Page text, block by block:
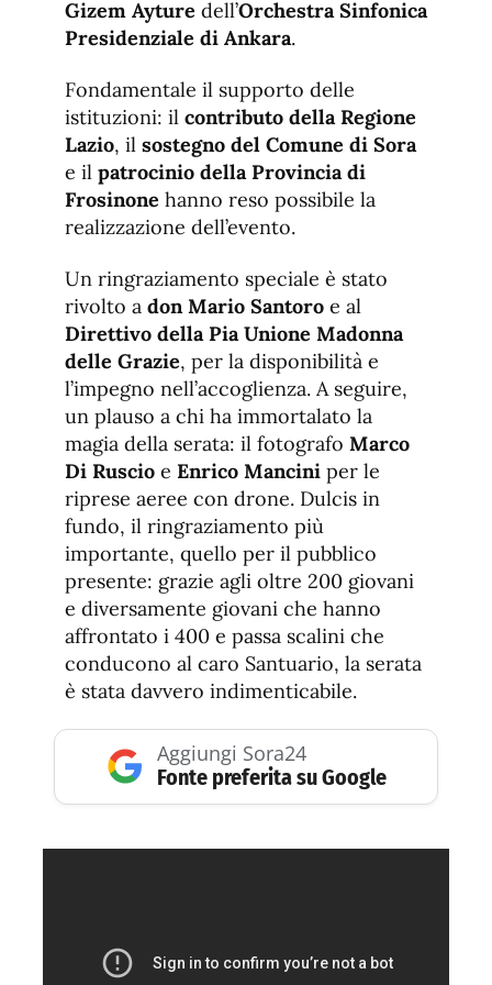
Gizem Ayture dell’Orchestra Sinfonica
Presidenziale di Ankara.
Fondamentale il supporto delle
istituzioni: il contributo della Regione
Lazio, il sostegno del Comune di Sora
e il patrocinio della Provincia di
Frosinone hanno reso possibile la
realizzazione dell’evento.
Un ringraziamento speciale è stato
rivolto a don Mario Santoro e al
Direttivo della Pia Unione Madonna
delle Grazie, per la disponibilità e
l’impegno nell’accoglienza. A seguire,
un plauso a chi ha immortalato la
magia della serata: il fotografo Marco
Di Ruscio e Enrico Mancini per le
riprese aeree con drone. Dulcis in
fundo, il ringraziamento più
importante, quello per il pubblico
presente: grazie agli oltre 200 giovani
e diversamente giovani che hanno
affrontato i 400 e passa scalini che
conducono al caro Santuario, la serata
è stata davvero indimenticabile.
Aggiungi Sora24
Fonte preferita su Google